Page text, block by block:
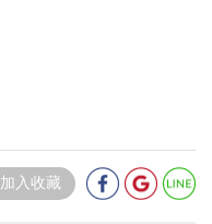
加入收藏